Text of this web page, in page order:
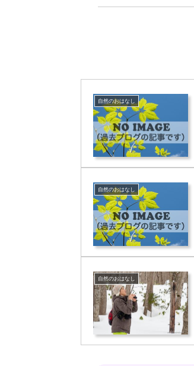
自然のおはなし
自然のおはなし
自然のおはなし